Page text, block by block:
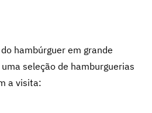
hambúrguer em grande
seleção de hamburguerias
a visita: